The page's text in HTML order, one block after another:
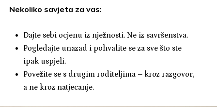
Nekoliko savjeta za vas:
Dajte sebi ocjenu iz nježnosti. Ne iz savršenstva.
Pogledajte unazad i pohvalite se za sve što ste
ipak uspjeli.
Povežite se s drugim roditeljima – kroz razgovor,
a ne kroz natjecanje.